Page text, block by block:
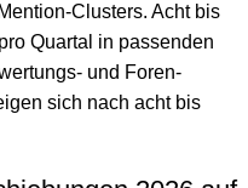
Clusters. Acht bis
Quartal in passenden
und Foren-
sich nach acht bis